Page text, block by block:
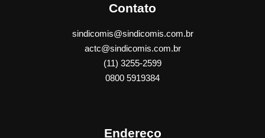
Contato
sindicomis@sindicomis.com.br
actc@sindicomis.com.br
(11) 3255-2599
0800 5919384
Endereço